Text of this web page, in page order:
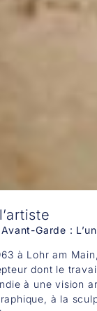
Garde :
à Lohr am
dont le
à une vision
à la